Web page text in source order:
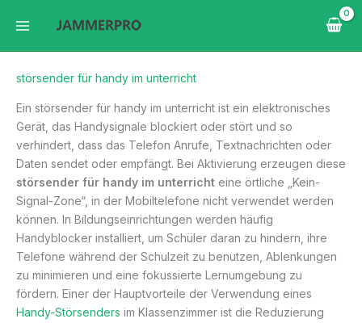
Inhalt
störsender für handy im unterricht
Ein störsender für handy im unterricht ist ein elektronisches
Gerät, das Handysignale blockiert oder stört und so
verhindert, dass das Telefon Anrufe, Textnachrichten oder
Daten sendet oder empfängt. Bei Aktivierung erzeugen diese
störsender für handy im unterricht eine örtliche „Kein-
Signal-Zone“, in der Mobiltelefone nicht verwendet werden
können. In Bildungseinrichtungen werden häufig
Handyblocker installiert, um Schüler daran zu hindern, ihre
Telefone während der Schulzeit zu benutzen, Ablenkungen
zu minimieren und eine fokussierte Lernumgebung zu
fördern. Einer der Hauptvorteile der Verwendung eines
Handy-Störsenders im Klassenzimmer ist die Reduzierung